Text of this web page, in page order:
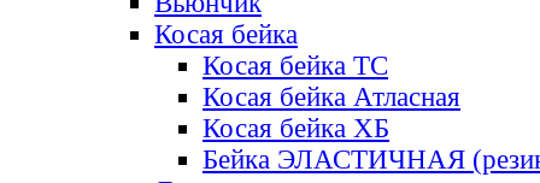
Косая бейка
Косая бейка ТС
Косая бейка Атласная
Косая бейка ХБ
Бейка ЭЛАСТИЧНАЯ